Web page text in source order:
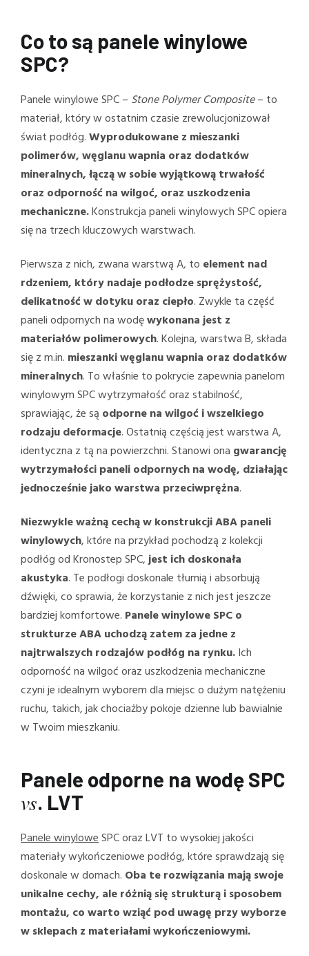
Co to są panele winylowe
SPC?
Panele winylowe SPC – Stone Polymer Composite– to
materiał, który w ostatnim czasie zrewolucjonizował
świat podłóg.Wyprodukowane z mieszanki
polimerów, węglanu wapnia oraz dodatków
mineralnych, łączą w sobie wyjątkową trwałość
oraz odporność na wilgoć, oraz uszkodzenia
mechaniczne.Konstrukcja paneli winylowych SPC opiera
się na trzech kluczowych warstwach.
Pierwsza z nich, zwana warstwą A, to element nad
rdzeniem, który nadaje podłodze sprężystość,
delikatność w dotyku oraz ciepło. Zwykle ta część
paneli odpornych na wodęwykonana jest z
materiałów polimerowych. Kolejna, warstwa B, składa
się z m.in. mieszankiwęglanu wapnia oraz dodatków
mineralnych. To właśnie to pokrycie zapewnia panelom
winylowym SPC wytrzymałość oraz stabilność,
sprawiając, że są odporne na wilgoć i wszelkiego
rodzaju deformacje. Ostatnią częścią jest warstwa A,
identyczna z tą na powierzchni. Stanowi ona gwarancję
wytrzymałości paneli odpornych na wodę, działając
jednocześnie jako warstwa przeciwprężna.
Niezwykle ważną cechą w konstrukcji ABA paneli
winylowych, które na przykład pochodzą z kolekcji
podłóg od Kronostep SPC,jest ich doskonała
akustyka. Te podłogi doskonale tłumią i absorbują
dźwięki, co sprawia, że korzystanie z nich jest jeszcze
bardziej komfortowe. Panele winylowe SPC o
strukturze ABA uchodzą zatem za jedne z
najtrwalszych rodzajów podłóg na rynku.Ich
odporność na wilgoć oraz uszkodzenia mechaniczne
czyni je idealnym wyborem dla miejsc o dużym natężeniu
ruchu, takich, jak chociażby pokoje dzienne lub bawialnie
w Twoim mieszkaniu.
Panele odporne na wodę SPC
vs. LVT
Panele winyloweSPC oraz LVT to wysokiej jakości
materiały wykończeniowe podłóg, które sprawdzają się
doskonale w domach. Oba te rozwiązania mają swoje
unikalne cechy, ale różnią się strukturą i sposobem
montażu, co warto wziąć pod uwagę przy wyborze
w sklepach z materiałami wykończeniowymi.